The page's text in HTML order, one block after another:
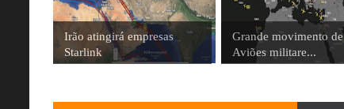
Irão atingirá empresas
Starlink
Grande movimento de
Aviões militare...